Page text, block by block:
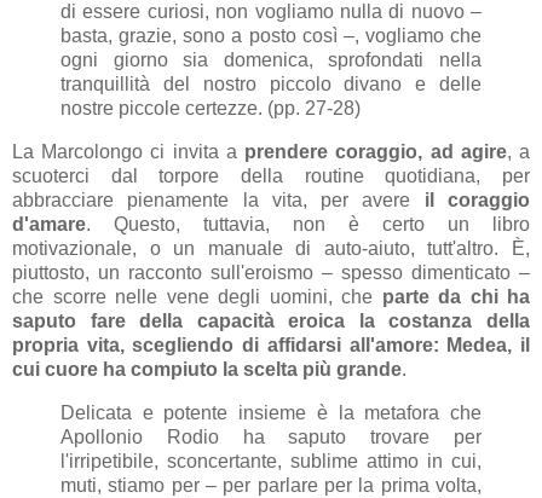
di essere curiosi, non vogliamo nulla di nuovo –
basta, grazie, sono a posto così –, vogliamo che
ogni giorno sia domenica, sprofondati nella
tranquillità del nostro piccolo divano e delle
nostre piccole certezze. (pp. 27-28)
La Marcolongo ci invita a prendere coraggio, ad agire, a
scuoterci dal torpore della routine quotidiana, per
abbracciare pienamente la vita, per avere il coraggio
d'amare. Questo, tuttavia, non è certo un libro
motivazionale, o un manuale di auto-aiuto, tutt'altro. È,
piuttosto, un racconto sull'eroismo – spesso dimenticato –
che scorre nelle vene degli uomini, che parte da chi ha
saputo fare della capacità eroica la costanza della
propria vita, scegliendo di affidarsi all'amore: Medea, il
cui cuore ha compiuto la scelta più grande.
Delicata e potente insieme è la metafora che
Apollonio Rodio ha saputo trovare per
l'irripetibile, sconcertante, sublime attimo in cui,
muti, stiamo per – per parlare per la prima volta,